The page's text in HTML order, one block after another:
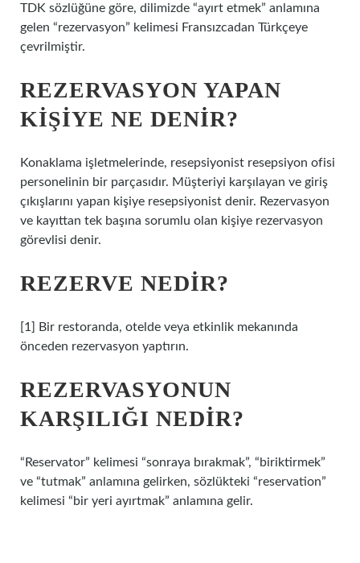
TDK sözlüğüne göre, dilimizde “ayırt etmek” anlamına
gelen “rezervasyon” kelimesi Fransızcadan Türkçeye
çevrilmiştir.
REZERVASYON YAPAN
KIŞIYE NE DENIR?
Konaklama işletmelerinde, resepsiyonist resepsiyon ofisi
personelinin bir parçasıdır. Müşteriyi karşılayan ve giriş
çıkışlarını yapan kişiye resepsiyonist denir. Rezervasyon
ve kayıttan tek başına sorumlu olan kişiye rezervasyon
görevlisi denir.
REZERVE NEDIR?
[1] Bir restoranda, otelde veya etkinlik mekanında
önceden rezervasyon yaptırın.
REZERVASYONUN
KARŞILIĞI NEDIR?
“Reservator” kelimesi “sonraya bırakmak”, “biriktirmek”
ve “tutmak” anlamına gelirken, sözlükteki “reservation”
kelimesi “bir yeri ayırtmak” anlamına gelir.